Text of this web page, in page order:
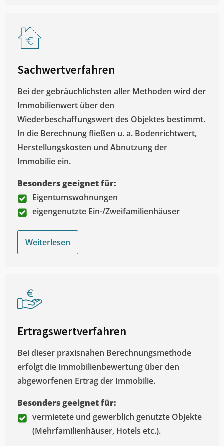
Sachwertverfahren
Bei der gebräuchlichsten aller Methoden wird der
Immobilienwert über den
Wiederbeschaffungswert des Objektes bestimmt.
In die Berechnung fließen u. a. Bodenrichtwert,
Herstellungskosten und Abnutzung der
Immobilie ein.
Besonders geeignet für:
Eigentumswohnungen
eigengenutzte Ein-/Zweifamilienhäuser
Weiterlesen
Ertragswertverfahren
Bei dieser praxisnahen Berechnungsmethode
erfolgt die Immobilienbewertung über den
abgeworfenen Ertrag der Immobilie.
Besonders geeignet für:
vermietete und gewerblich genutzte Objekte
(Mehrfamilienhäuser, Hotels etc.).